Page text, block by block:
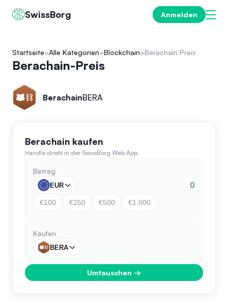
SwissBorg Anmelden
Startseite Alle Kategorien Blockchain Berachain Preis
Berachain-Preis
BerachainBERA
Berachain kaufen
Handle direkt in der SwissBorg Web App.
Betrag
EUR
€100 €250 €500 €1,000
Kaufen
BERA
Umtauschen →